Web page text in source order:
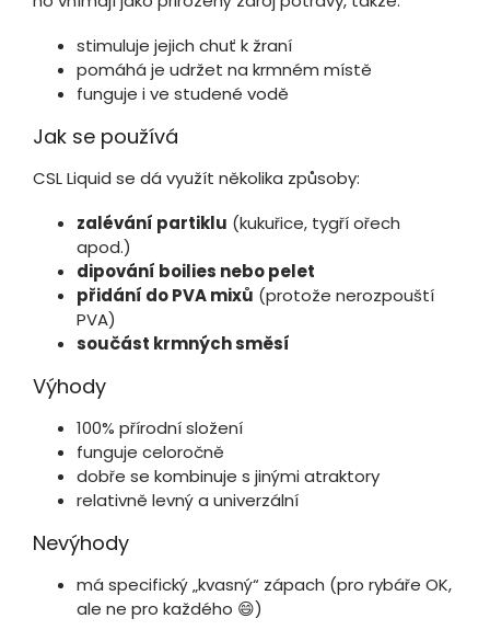
stimuluje jejich chuť k žraní
pomáhá je udržet na krmném místě
funguje i ve studené vodě
Jak se používá
CSL Liquid se dá využít několika způsoby:
zalévání partiklu (kukuřice, tygří ořech
apod.)
dipování boilies nebo pelet
přidání do PVA mixů (protože nerozpouští
PVA)
součást krmných směsí
Výhody
100% přírodní složení
funguje celoročně
dobře se kombinuje s jinými atraktory
relativně levný a univerzální
Nevýhody
má specifický „kvasný“ zápach (pro rybáře OK,
ale ne pro každého 😄)